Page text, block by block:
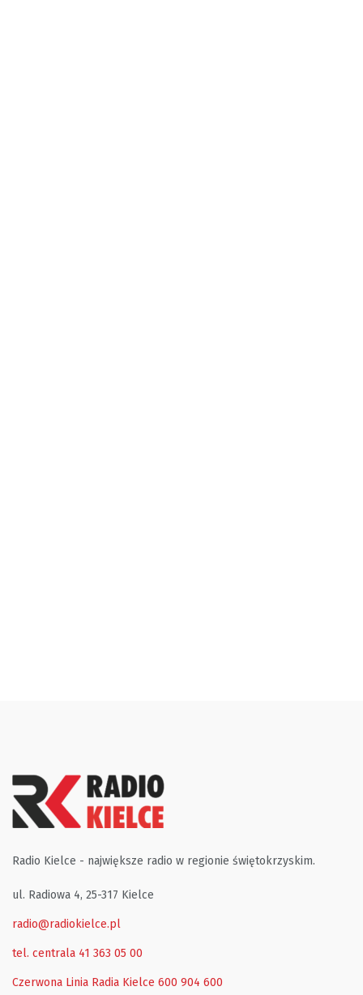
Radio Kielce - największe radio w regionie świętokrzyskim.
ul. Radiowa 4, 25-317 Kielce
radio@radiokielce.pl
tel. centrala 41 363 05 00
Czerwona Linia Radia Kielce 600 904 600